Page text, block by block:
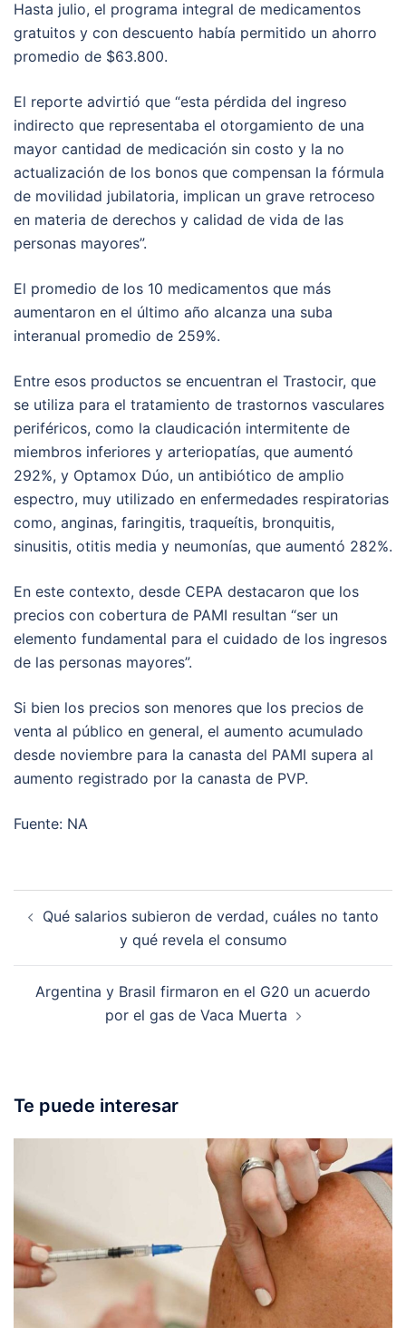
Hasta julio, el programa integral de medicamentos
gratuitos y con descuento había permitido un ahorro
promedio de $63.800.
El reporte advirtió que “esta pérdida del ingreso
indirecto que representaba el otorgamiento de una
mayor cantidad de medicación sin costo y la no
actualización de los bonos que compensan la fórmula
de movilidad jubilatoria, implican un grave retroceso
en materia de derechos y calidad de vida de las
personas mayores”.
El promedio de los 10 medicamentos que más
aumentaron en el último año alcanza una suba
interanual promedio de 259%.
Entre esos productos se encuentran el Trastocir, que
se utiliza para el tratamiento de trastornos vasculares
periféricos, como la claudicación intermitente de
miembros inferiores y arteriopatías, que aumentó
292%, y Optamox Dúo, un antibiótico de amplio
espectro, muy utilizado en enfermedades respiratorias
como, anginas, faringitis, traqueítis, bronquitis,
sinusitis, otitis media y neumonías, que aumentó 282%.
En este contexto, desde CEPA destacaron que los
precios con cobertura de PAMI resultan “ser un
elemento fundamental para el cuidado de los ingresos
de las personas mayores”.
Si bien los precios son menores que los precios de
venta al público en general, el aumento acumulado
desde noviembre para la canasta del PAMI supera al
aumento registrado por la canasta de PVP.
Fuente: NA
navigation
Qué salarios subieron de verdad, cuáles no tanto
y qué revela el consumo
Argentina y Brasil firmaron en el G20 un acuerdo
por el gas de Vaca Muerta
Te puede interesar